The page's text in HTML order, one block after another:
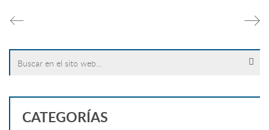
for:
CATEGORÍAS